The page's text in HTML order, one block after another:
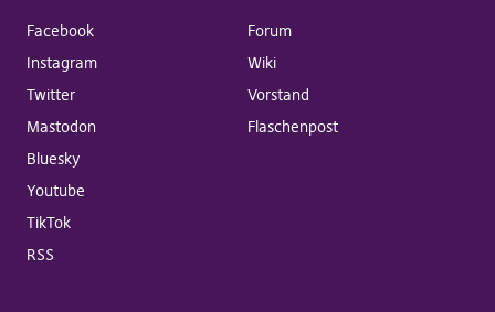
Facebook
Instagram
Twitter
Mastodon
Bluesky
Youtube
TikTok
RSS
Forum
Wiki
Vorstand
Flaschenpost